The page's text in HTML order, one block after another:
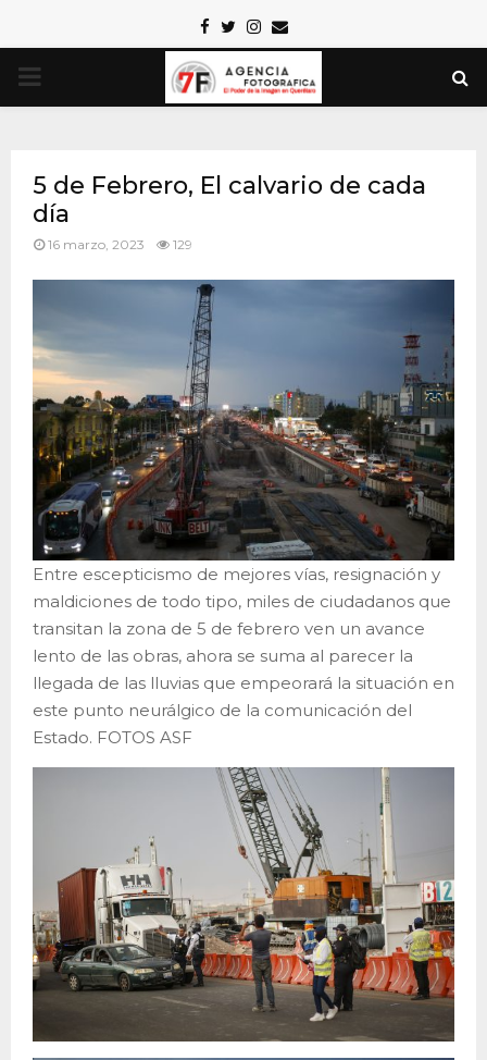
Facebook
TwitterInstagram
Email
PRIMARY
5 de Febrero, El calvario de cada
día
16 marzo, 2023 129
Entre escepticismo de mejores vías, resignación y
maldiciones de todo tipo, miles de ciudadanos que
transitan la zona de 5 de febrero ven un avance
lento de las obras, ahora se suma al parecer la
llegada de las lluvias que empeorará la situación en
este punto neurálgico de la comunicación del
Estado. FOTOS ASF